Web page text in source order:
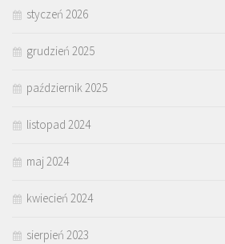
styczeń 2026
grudzień 2025
październik 2025
listopad 2024
maj 2024
kwiecień 2024
sierpień 2023